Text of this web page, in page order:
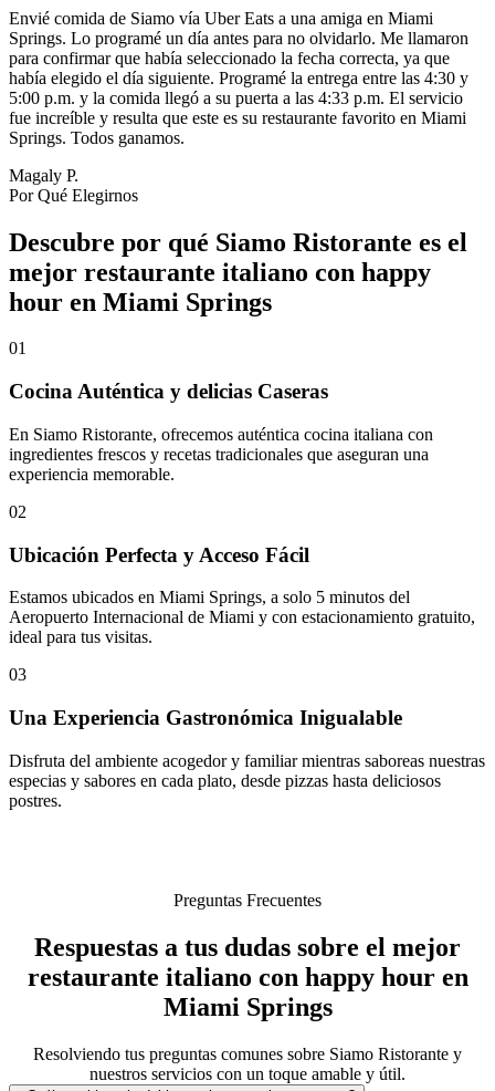
Envié comida de Siamo vía Uber Eats a una amiga en Miami
Springs. Lo programé un día antes para no olvidarlo. Me llamaron
para confirmar que había seleccionado la fecha correcta, ya que
había elegido el día siguiente. Programé la entrega entre las 4:30 y
5:00 p.m. y la comida llegó a su puerta a las 4:33 p.m. El servicio
fue increíble y resulta que este es su restaurante favorito en Miami
Springs. Todos ganamos.
Magaly P.
Por Qué Elegirnos
Descubre por qué Siamo Ristorante es el
mejor restaurante italiano con happy
hour en Miami Springs
01
Cocina Auténtica y delicias Caseras
En Siamo Ristorante, ofrecemos auténtica cocina italiana con
ingredientes frescos y recetas tradicionales que aseguran una
experiencia memorable.
02
Ubicación Perfecta y Acceso Fácil
Estamos ubicados en Miami Springs, a solo 5 minutos del
Aeropuerto Internacional de Miami y con estacionamiento gratuito,
ideal para tus visitas.
03
Una Experiencia Gastronómica Inigualable
Disfruta del ambiente acogedor y familiar mientras saboreas nuestras
especias y sabores en cada plato, desde pizzas hasta deliciosos
postres.
Preguntas Frecuentes
Respuestas a tus dudas sobre el mejor
restaurante italiano con happy hour en
Miami Springs
Resolviendo tus preguntas comunes sobre Siamo Ristorante y
nuestros servicios con un toque amable y útil.